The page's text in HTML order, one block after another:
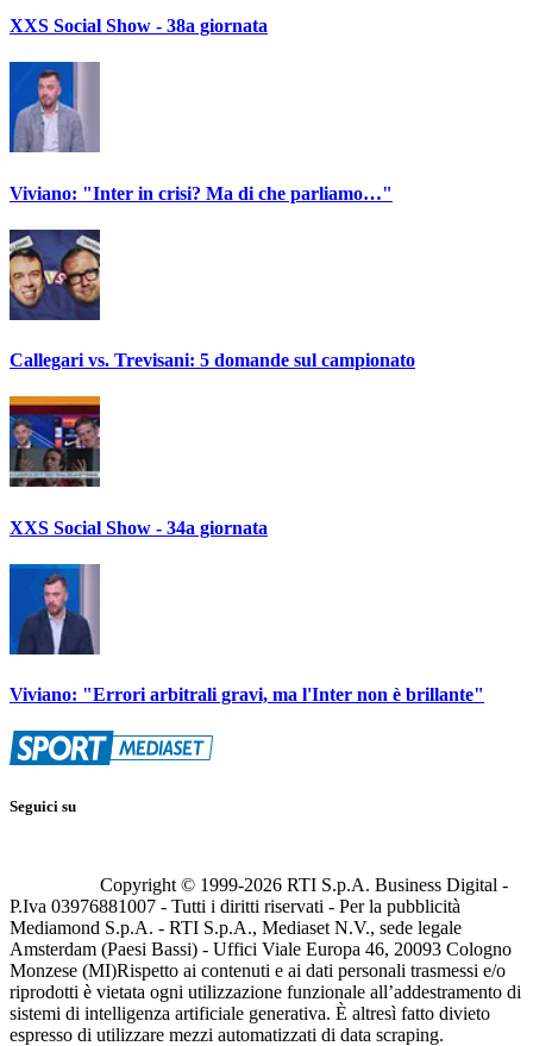
XXS Social Show - 38a giornata
Viviano: "Inter in crisi? Ma di che parliamo…"
Callegari vs. Trevisani: 5 domande sul campionato
XXS Social Show - 34a giornata
Viviano: "Errori arbitrali gravi, ma l'Inter non è brillante"
Seguici su
Copyright © 1999-2026 RTI S.p.A. Business Digital -
P.Iva 03976881007 - Tutti i diritti riservati - Per la pubblicità
Mediamond S.p.A. - RTI S.p.A., Mediaset N.V., sede legale
Amsterdam (Paesi Bassi) - Uffici Viale Europa 46, 20093 Cologno
Monzese (MI)Rispetto ai contenuti e ai dati personali trasmessi e/o
riprodotti è vietata ogni utilizzazione funzionale all’addestramento di
sistemi di intelligenza artificiale generativa. È altresì fatto divieto
espresso di utilizzare mezzi automatizzati di data scraping.